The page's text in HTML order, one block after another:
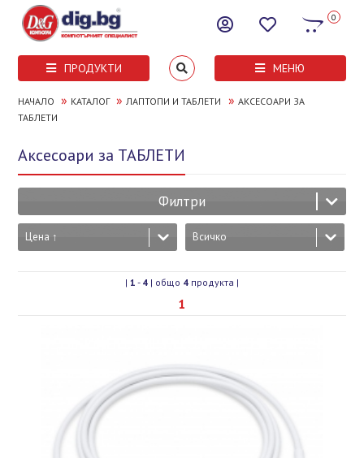
0
ПРОДУКТИ МЕНЮ
НАЧАЛО » КАТАЛОГ »ЛАПТОПИ И ТАБЛЕТИ » АКСЕСОАРИ ЗА
ТАБЛЕТИ
Аксесоари за ТАБЛЕТИ
Филтри
Цена ↑ Всичко
| 1 - 4 | общо 4 продукта |
1